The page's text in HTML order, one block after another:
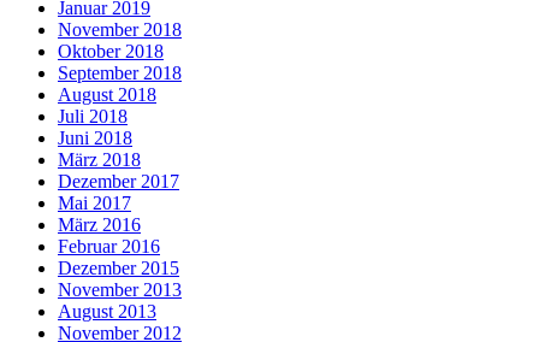
Januar 2019
November 2018
Oktober 2018
September 2018
August 2018
Juli 2018
Juni 2018
März 2018
Dezember 2017
Mai 2017
März 2016
Februar 2016
Dezember 2015
November 2013
August 2013
November 2012